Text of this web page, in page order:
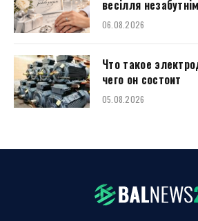
весілля незабутнім
06.08.2026
Что такое
чего он состоит
05.08.2026